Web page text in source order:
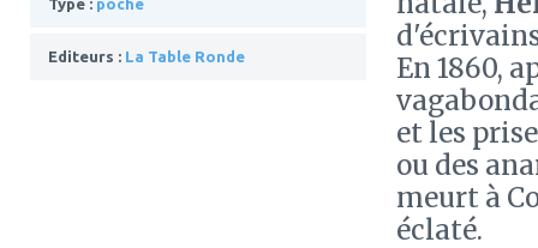
Type : poche
Editeurs : La Table Ronde
En 1860,
et les
ou des
meurt à
éclaté.